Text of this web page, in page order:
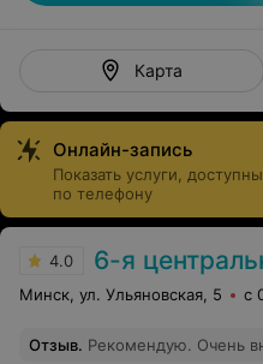
Карта
Онлайн-запись
Показать услуги,
по телефону
4.0 6-я центральная
Минск, ул. Ульяновская, 5 с
Отзыв. Рекомендую. Очень